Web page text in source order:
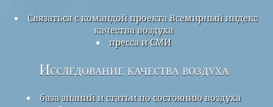
Связаться с командой проекта Всемирный индекс
качества воздуха
пресса и СМИ
Исследование качества воздуха
база знаний и статьи по состоянию воздуха